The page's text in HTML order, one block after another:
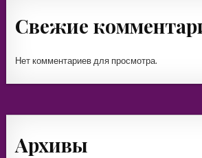
Свежие
Нет комментариев для просмотра.
Архивы